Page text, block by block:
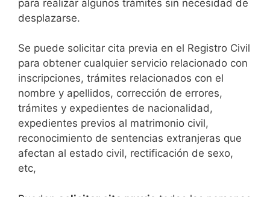
para realizar algunos trámites sin necesidad de
desplazarse.​
Se puede solicitar cita previa en el Registro Civil
para obtener cualquier servicio relacionado con
inscripciones, trámites relacionados con el
nombre y apellidos, corrección de errores,
trámites y expedientes de nacionalidad,
expedientes previos al matrimonio civil,
reconocimiento de sentencias extranjeras que
afectan al estado civil, rectificación de sexo,
etc,